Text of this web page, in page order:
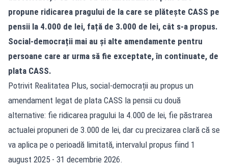
propune ridicarea pragului de la care se plătește CASS pe
pensii la 4.000 de lei, față de 3.000 de lei, cât s-a propus.
Social-democrații mai au și alte amendamente pentru
persoane care ar urma să fie exceptate, în continuate, de
plata CASS.
Potrivit Realitatea Plus, social-democrații au propus un
amendament legat de plata CASS la pensii cu două
alternative: fie ridicarea pragului la 4.000 de lei, fie păstrarea
actualei propuneri de 3.000 de lei, dar cu precizarea clară că se
va aplica pe o perioadă limitată, intervalul propus fiind 1
august 2025 - 31 decembrie 2026.